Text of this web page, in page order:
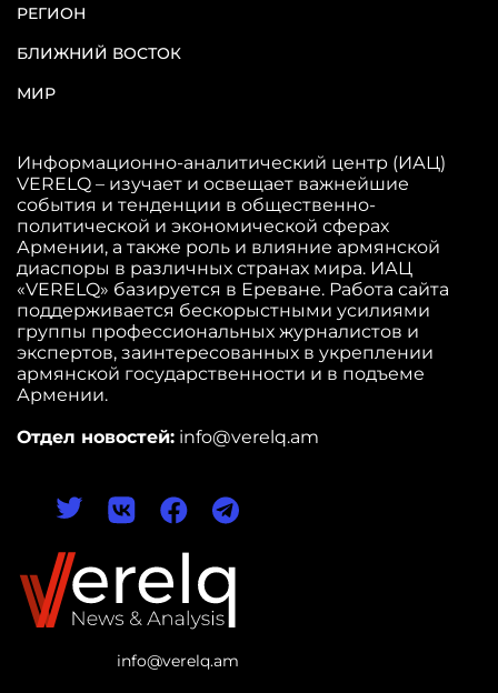
info@verelq.am
РЕГИОН
БЛИЖНИЙ ВОСТОК
МИР
Информационно-аналитический центр (ИАЦ)
VERELQ – изучает и освещает важнейшие
события и тенденции в общественно-
политической и экономической сферах
Армении, а также роль и влияние армянской
диаспоры в различных странах мира. ИАЦ
«VERELQ» базируется в Ереване. Работа сайта
поддерживается бескорыстными усилиями
группы профессиональных журналистов и
экспертов, заинтересованных в укреплении
армянской государственности и в подъеме
Армении.
Отдел новостей: info@verelq.am